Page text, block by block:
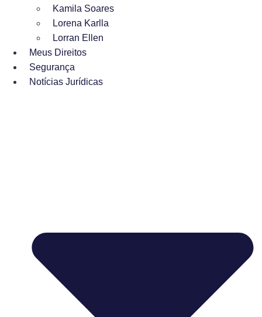
Kamila Soares
Lorena Karlla
Lorran Ellen
Meus Direitos
Segurança
Notícias Jurídicas